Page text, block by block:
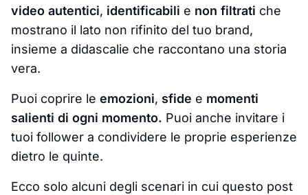
video autentici, identificabili e non filtrati che
mostrano il lato non rifinito del tuo brand,
insieme a didascalie che raccontano una storia
vera.
Puoi coprire le emozioni, sfide e momenti
salienti di ogni momento. Puoi anche invitare i
tuoi follower a condividere le proprie esperienze
dietro le quinte.
Ecco solo alcuni degli scenari in cui questo post